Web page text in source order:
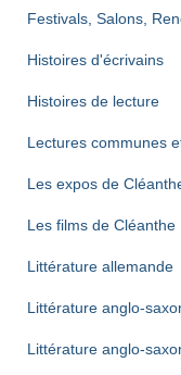
Festivals, Salons,
Histoires d'écrivains
Histoires de lecture
Lectures communes
Les expos de
Les films de Cléanthe
Littérature allemande
Littérature anglo-
Littérature anglo-